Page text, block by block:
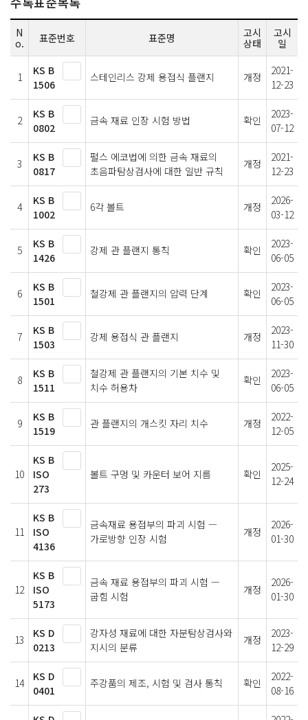
N
o.
표준번호 표준명
고시
상태
고시
일
1
KS B
1506
스테인리스 강제 용접식 플랜지 개정
2021-
12-23
2
KS B
0802
금속 재료 인장 시험 방법 확인
2023-
07-12
3
KS B
0817
펄스 에코법에 의한 금속 재료의
초음파탐상검사에 대한 일반 규칙
개정
2021-
12-23
4
KS B
1002
6각 볼트 개정
2026-
03-12
5
KS B
1426
강제 관 플랜지 통칙 확인
2023-
06-05
6
KS B
1501
철강제 관 플랜지의 압력 단계 확인
2023-
06-05
7
KS B
1503
강제 용접식 관 플랜지 개정
2023-
11-30
8
KS B
1511
철강제 관 플랜지의 기본 치수 및
치수 허용차
확인
2023-
06-05
9
KS B
1519
관 플랜지의 개스킷 자리 치수 개정
2022-
12-05
10
KS B
ISO
273
볼트 구멍 및 카운터 보어 지름 확인
2025-
12-24
11
KS B
ISO
4136
금속재료 용접부의 파괴 시험 —
가로방향 인장 시험
개정
2026-
01-30
12
KS B
ISO
5173
금속 재료 용접부의 파괴 시험 —
굽힘 시험
개정
2026-
01-30
13
KS D
0213
강자성 재료에 대한 자분탐상검사와
지시의 분류
개정
2023-
12-29
14
KS D
0401
주강품의 제조, 시험 및 검사 통칙 확인
2022-
08-16